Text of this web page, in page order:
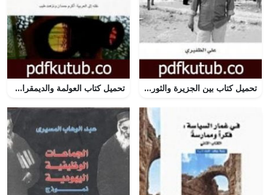
تحميل كتاب بين الجزيرة والثورة PDF تأليف علي الظفيري مجانا [كامل] تحميل كتاب العولمة والديمقراطية والإرهاب PDF تأليف إريك هوبزباوم مجانا [كامل]